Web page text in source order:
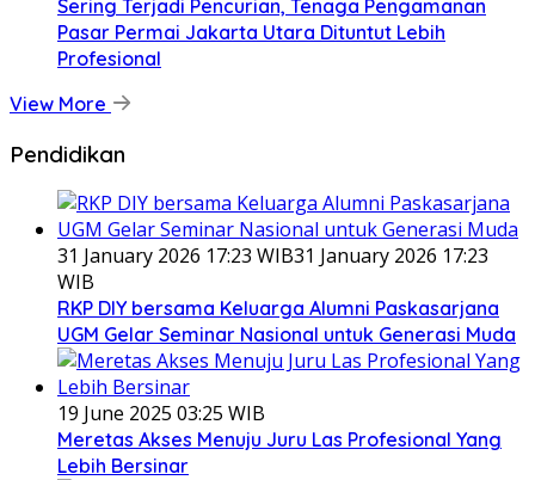
Sering Terjadi Pencurian, Tenaga Pengamanan
Pasar Permai Jakarta Utara Dituntut Lebih
Profesional
View More
Pendidikan
31 January 2026 17:23 WIB31 January 2026 17:23
WIB
RKP DIY bersama Keluarga Alumni Paskasarjana
UGM Gelar Seminar Nasional untuk Generasi Muda
19 June 2025 03:25 WIB
Meretas Akses Menuju Juru Las Profesional Yang
Lebih Bersinar